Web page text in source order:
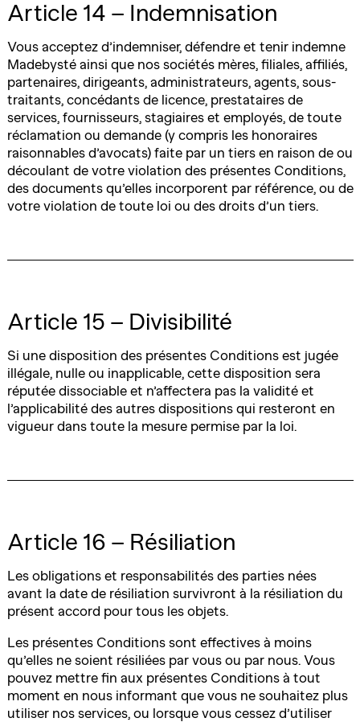
Article 14 – Indemnisation
Vous acceptez d’indemniser, défendre et tenir indemne
Madebysté ainsi que nos sociétés mères, filiales, affiliés,
partenaires, dirigeants, administrateurs, agents, sous-
traitants, concédants de licence, prestataires de
services, fournisseurs, stagiaires et employés, de toute
réclamation ou demande (y compris les honoraires
raisonnables d’avocats) faite par un tiers en raison de ou
découlant de votre violation des présentes Conditions,
des documents qu’elles incorporent par référence, ou de
votre violation de toute loi ou des droits d’un tiers.
Article 15 – Divisibilité
Si une disposition des présentes Conditions est jugée
illégale, nulle ou inapplicable, cette disposition sera
réputée dissociable et n’affectera pas la validité et
l’applicabilité des autres dispositions qui resteront en
vigueur dans toute la mesure permise par la loi.
Article 16 – Résiliation
Les obligations et responsabilités des parties nées
avant la date de résiliation survivront à la résiliation du
présent accord pour tous les objets.
Les présentes Conditions sont effectives à moins
qu’elles ne soient résiliées par vous ou par nous. Vous
pouvez mettre fin aux présentes Conditions à tout
moment en nous informant que vous ne souhaitez plus
utiliser nos services, ou lorsque vous cessez d’utiliser